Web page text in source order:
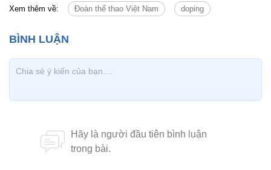
Xem thêm về: Đoàn thể thao Việt Nam doping